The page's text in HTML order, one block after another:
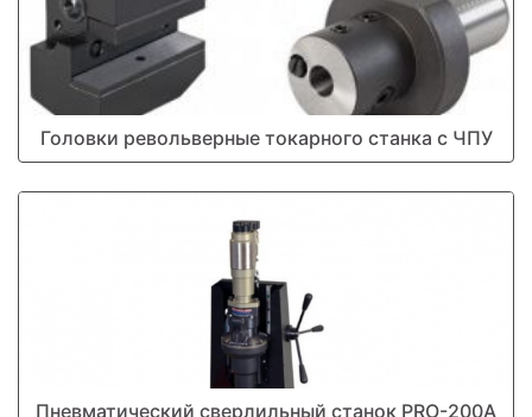
Головки револьверные токарного станка с ЧПУ
Пневматический сверлильный станок PRO-200А